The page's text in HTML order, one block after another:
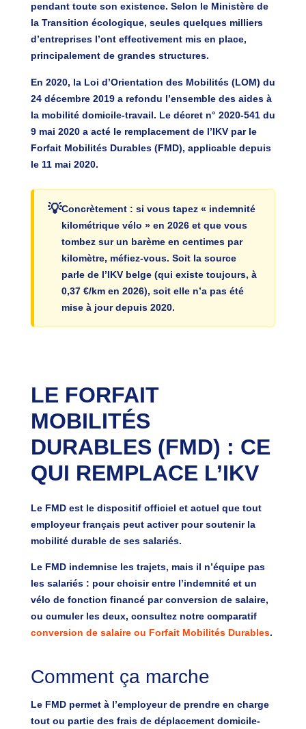
pendant toute son existence. Selon le Ministère de
la Transition écologique, seules quelques milliers
d’entreprises l’ont effectivement mis en place,
principalement de grandes structures.
En 2020, la Loi d’Orientation des Mobilités (LOM) du
24 décembre 2019a refondu l’ensemble des aides à
la mobilité domicile-travail. Le décret n° 2020-541 du
9 mai 2020 a acté le remplacement de l’IKV par le
Forfait Mobilités Durables (FMD), applicable depuis
le 11 mai 2020.
Concrètement : si vous tapez « indemnité
kilométrique vélo » en 2026 et que vous
tombez sur un barème en centimes par
kilomètre, méfiez-vous. Soit la source
parle de l’IKV belge(qui existe toujours, à
0,37 €/km en 2026), soit elle n’a pas été
mise à jour depuis 2020.
LE FORFAIT
MOBILITÉS
DURABLES (FMD) : CE
QUI REMPLACE L’IKV
Le FMD est le dispositif officiel et actuel que tout
employeur français peut activer pour soutenir la
mobilité durable de ses salariés.
Le FMD indemnise les trajets, mais il n’équipe pas
les salariés : pour choisir entre l’indemnité et un
vélo de fonction financé par conversion de salaire,
ou cumuler les deux, consultez notre comparatif
conversion de salaire ou Forfait Mobilités Durables.
Comment ça marche
Le FMD permet à l’employeur de prendre en charge
tout ou partie des frais de déplacement domicile-